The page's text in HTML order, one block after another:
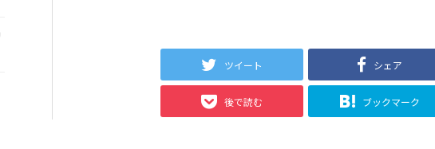
ツイート シェア
後で読む ブックマーク